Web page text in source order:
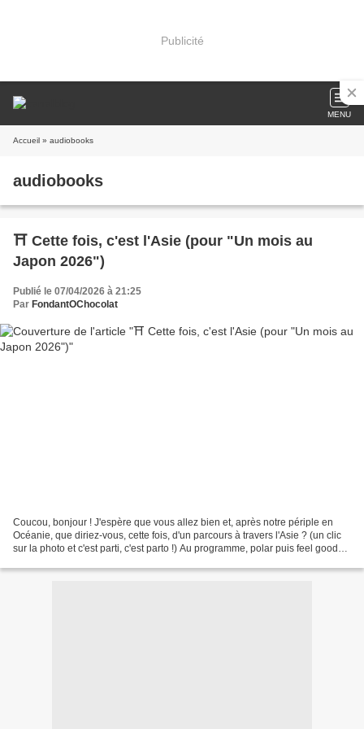
Publicité
MENU
Accueil » audiobooks
audiobooks
⛩️ Cette fois, c'est l'Asie (pour "Un mois au
Japon 2026")
Publié le 07/04/2026 à 21:25
Par FondantOChocolat
Coucou, bonjour ! J'espère que vous allez bien et, après notre périple en
Océanie, que diriez-vous, cette fois, d'un parcours à travers l'Asie ? (un clic
sur la photo et c'est parti, c'est parto !) Au programme, polar puis feel good